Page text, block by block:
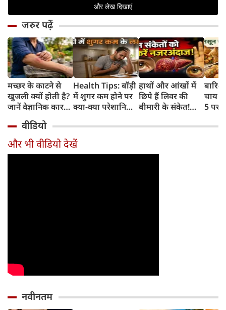
जरुर पढ़ें
मच्छर के काटने से
खुजली क्यों होती है?
जानें वैज्ञानिक कारण
Health Tips: बॉड़ी
में शुगर कम होने पर
क्या-क्या परेशानियां
बातें
हाथों और आंखों में
छिपे हैं लिवर की
बीमारी के संकेत!
नजरअंदाज
चाय
5
वीडियो
और भी वीडियो देखें
नवीनतम